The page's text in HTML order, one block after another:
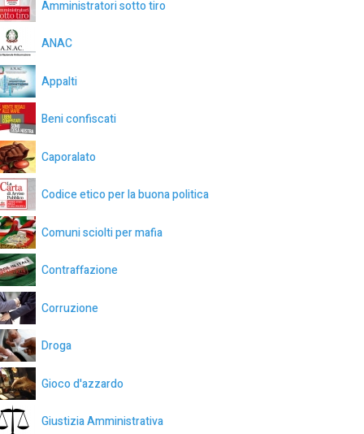
Amministratori sotto tiro
ANAC
Appalti
Beni confiscati
Caporalato
Codice etico per la buona politica
Comuni sciolti per mafia
Contraffazione
Corruzione
Droga
Gioco d'azzardo
Giustizia Amministrativa